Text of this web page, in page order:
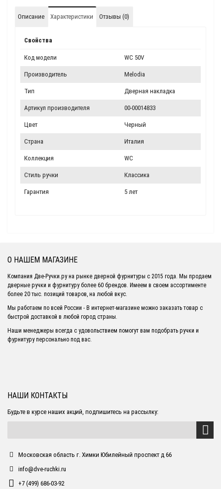
Описание Характеристики Отзывы (0)
Свойства
Код модели WC 50V
Производитель Melodia
Тип Дверная накладка
Артикул производителя 00-00014833
Цвет Черный
Страна Италия
Коллекция WC
Стиль ручки Классика
Гарантия 5 лет
О НАШЕМ МАГАЗИНЕ
Компания Две-Ручки.ру на рынке дверной фурнитуры с 2015 года. Мы продаем
дверные ручки и фурнитуру более 60 брендов. Имеем в своем ассортименте
более 20 тыс. позиций товаров, на любой вкус.
Мы работаем по всей России - В интернет-магазине можно заказать товар с
быстрой доставкой в любой город страны.
Наши менеджеры всегда с удовольствием помогут вам подобрать ручки и
фурнитуру персонально под вас.
НАШИ КОНТАКТЫ
Будьте в курсе наших акций, подпишитесь на рассылку:
Московская область г. Химки Юбилейный проспект д 66
info@dve-ruchki.ru
+7 (499) 686-03-92